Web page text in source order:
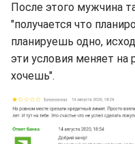
После этого мужчина
"получается что
планируешь одно,
эти условия меняет на
хочешь".